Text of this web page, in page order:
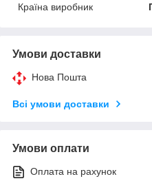
Країна виробник
Умови доставки
Нова Пошта
Всі умови доставки
Умови оплати
Оплата на рахунок